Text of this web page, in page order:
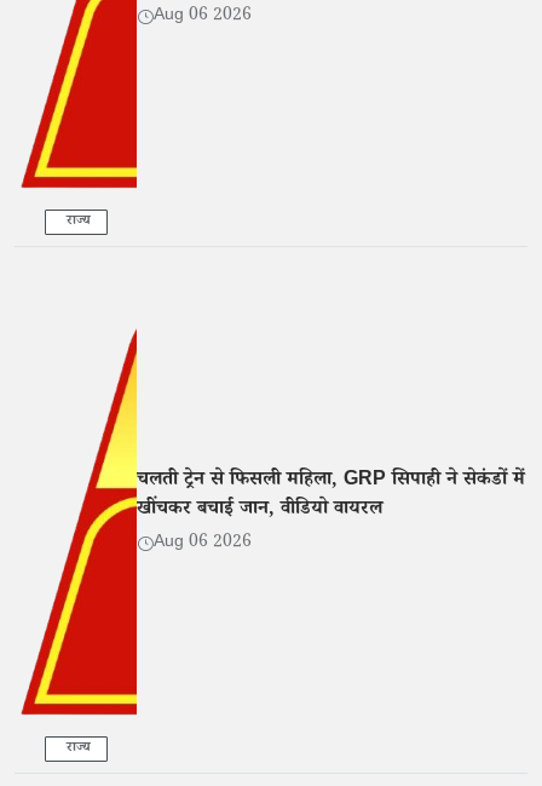
राज्य
Aug 06 2026
राज्य
चलती ट्रेन से फिसली महिला, GRP सिपाही ने सेकंडों में
खींचकर बचाई जान, वीडियो वायरल
Aug 06 2026